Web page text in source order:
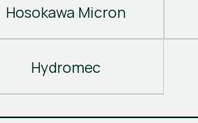
Hosokawa Micron
Hydromec